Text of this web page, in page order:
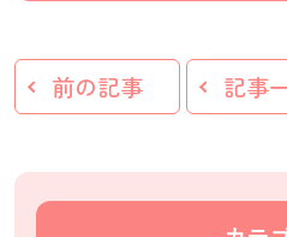
前の記事 記事